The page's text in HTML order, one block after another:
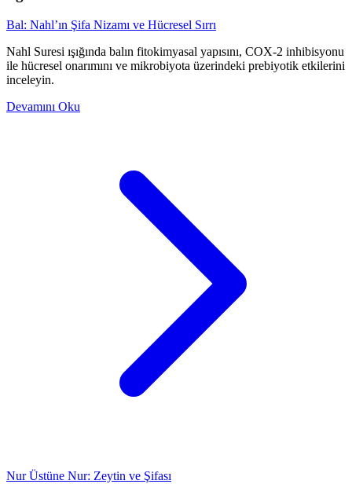
Bal: Nahl’ın Şifa Nizamı ve Hücresel Sırrı
Nahl Suresi ışığında balın fitokimyasal yapısını, COX-2 inhibisyonu
ile hücresel onarımını ve mikrobiyota üzerindeki prebiyotik etkilerini
inceleyin.
Devamını Oku
Nur Üstüne Nur: Zeytin ve Şifası